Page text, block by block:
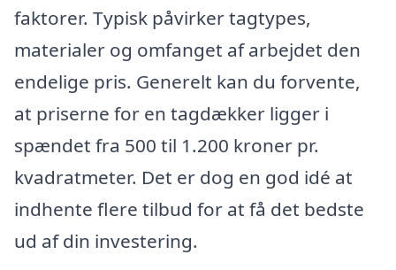
faktorer. Typisk påvirker tagtypes,
materialer og omfanget af arbejdet den
endelige pris. Generelt kan du forvente,
at priserne for en tagdækker ligger i
spændet fra 500 til 1.200 kroner pr.
kvadratmeter. Det er dog en god idé at
indhente flere tilbud for at få det bedste
ud af din investering.